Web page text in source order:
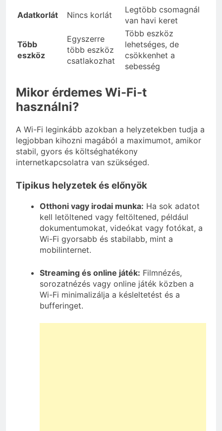
Adatkorlát Nincs korlát
Legtöbb csomagnál
van havi keret
Több
eszköz
Egyszerre
több eszköz
csatlakozhat
Több eszköz
lehetséges, de
csökkenhet a
sebesség
Mikor érdemes Wi-Fi-t
használni?
A Wi-Fi leginkább azokban a helyzetekben tudja a
legjobban kihozni magából a maximumot, amikor
stabil, gyors és költséghatékony
internetkapcsolatra van szükséged.
Tipikus helyzetek és előnyök
Otthoni vagy irodai munka: Ha sok adatot
kell letöltened vagy feltöltened, például
dokumentumokat, videókat vagy fotókat, a
Wi-Fi gyorsabb és stabilabb, mint a
mobilinternet.
Streaming és online játék: Filmnézés,
sorozatnézés vagy online játék közben a
Wi-Fi minimalizálja a késleltetést és a
bufferinget.